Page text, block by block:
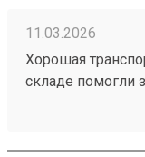
11.03.2026
Хорошая
складе помогли